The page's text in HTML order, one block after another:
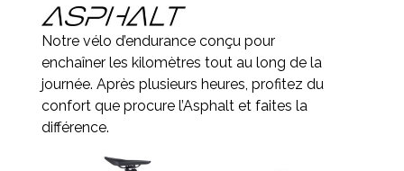
Notre vélo d’endurance conçu pour
enchaîner les kilomètres tout au long de la
journée. Après plusieurs heures, profitez du
confort que procure l’Asphalt et faites la
différence.